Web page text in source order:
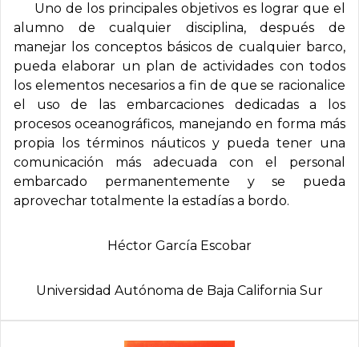
Uno de los principales objetivos es lograr que el
alumno de cualquier disciplina, después de
manejar los conceptos básicos de cualquier barco,
pueda elaborar un plan de actividades con todos
los elementos necesarios a fin de que se racionalice
el uso de las embarcaciones dedicadas a los
procesos oceanográficos, manejando en forma más
propia los términos náuticos y pueda tener una
comunicación más adecuada con el personal
embarcado permanentemente y se pueda
aprovechar totalmente la estadías a bordo.
Héctor Garcí­a Escobar
Universidad Autónoma de Baja California Sur